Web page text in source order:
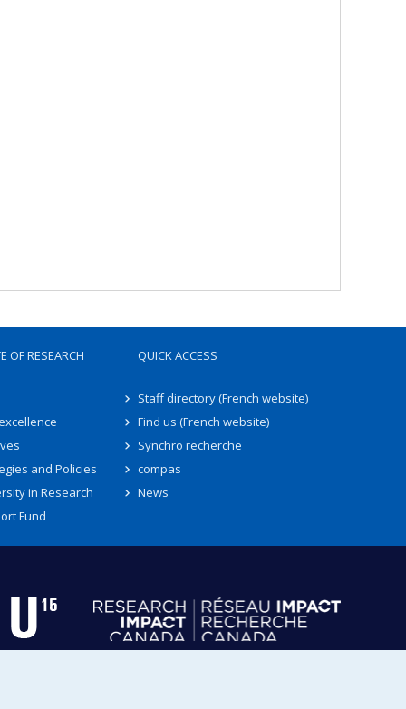
OF RESEARCH
and Policies
in Research
Fund
QUICK ACCESS
Staff directory (French website)
Find us (French website)
Synchro recherche
compas
News